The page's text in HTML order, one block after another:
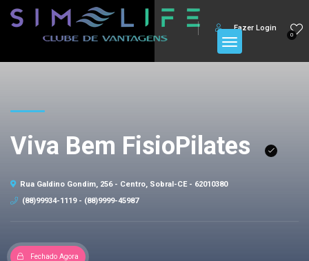
0
Fazer Login
Viva Bem FisioPilates
Rua Galdino Gondim, 256 - Centro, Sobral-CE - 62010380
(88)99934-1119 - (88)9999-45987
Fechado Agora